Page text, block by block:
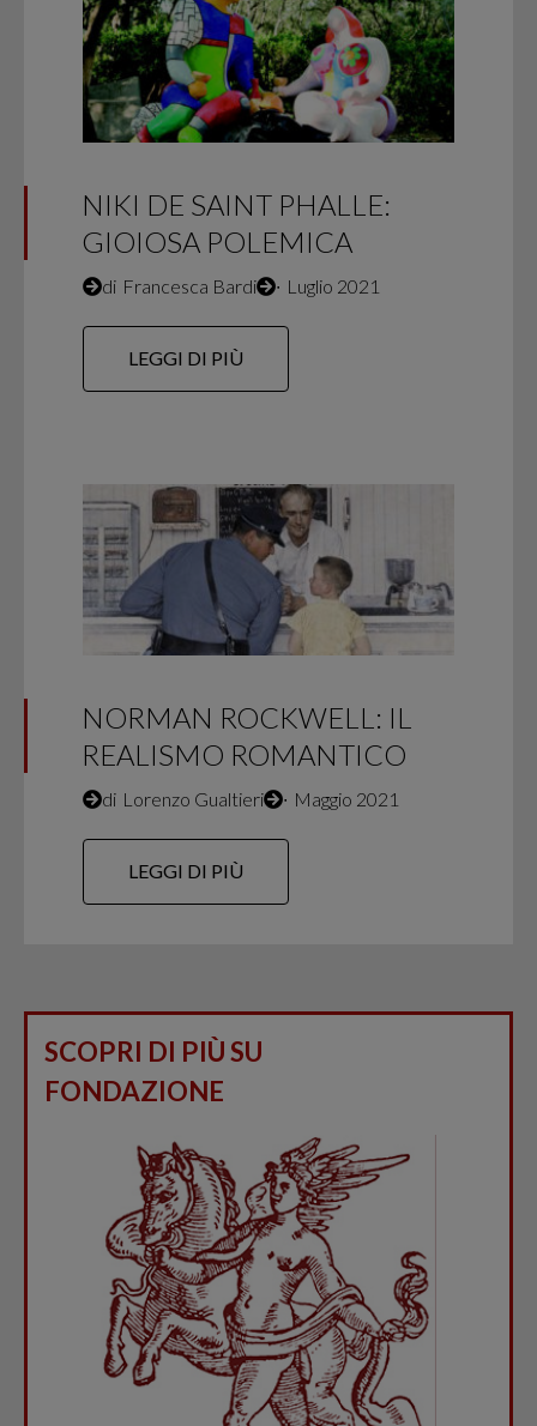
NIKI DE SAINT PHALLE:
GIOIOSA POLEMICA
di Francesca Bardi ∙ Luglio 2021
LEGGI DI PIÙ
NORMAN ROCKWELL: IL
REALISMO ROMANTICO
di Lorenzo Gualtieri ∙ Maggio 2021
LEGGI DI PIÙ
SCOPRI DI PIÙ SU
FONDAZIONE